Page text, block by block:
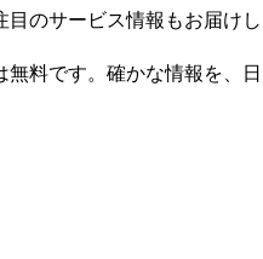
目のサービス情報もお届けし
無料です。確かな情報を、